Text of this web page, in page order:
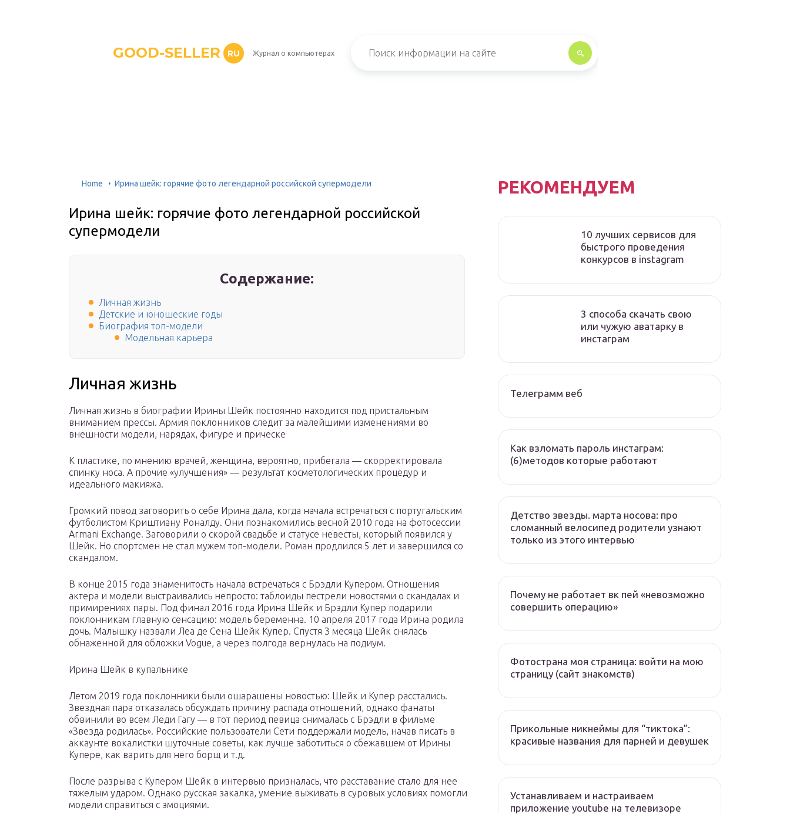
GOOD-SELLER RU Журнал о компьютерах
Home Ирина шейк: горячие фото легендарной российской супермодели
Ирина шейк: горячие фото легендарной российской
супермодели
Содержание:
Личная жизнь
Детские и юношеские годы
Биография топ-модели
Модельная карьера
Личная жизнь
Личная жизнь в биографии Ирины Шейк постоянно находится под пристальным
вниманием прессы. Армия поклонников следит за малейшими изменениями во
внешности модели, нарядах, фигуре и прическе
К пластике, по мнению врачей, женщина, вероятно, прибегала — скорректировала
спинку носа. А прочие «улучшения» — результат косметологических процедур и
идеального макияжа.
Громкий повод заговорить о себе Ирина дала, когда начала встречаться с португальским
футболистом Криштиану Роналду. Они познакомились весной 2010 года на фотосессии
Armani Exchange. Заговорили о скорой свадьбе и статусе невесты, который появился у
Шейк. Но спортсмен не стал мужем топ-модели. Роман продлился 5 лет и завершился со
скандалом.
В конце 2015 года знаменитость начала встречаться с Брэдли Купером. Отношения
актера и модели выстраивались непросто: таблоиды пестрели новостями о скандалах и
примирениях пары. Под финал 2016 года Ирина Шейк и Брэдли Купер подарили
поклонникам главную сенсацию: модель беременна. 10 апреля 2017 года Ирина родила
дочь. Малышку назвали Леа де Сена Шейк Купер. Спустя 3 месяца Шейк снялась
обнаженной для обложки Vogue, а через полгода вернулась на подиум.
Ирина Шейк в купальнике
Летом 2019 года поклонники были ошарашены новостью: Шейк и Купер расстались.
Звездная пара отказалась обсуждать причину распада отношений, однако фанаты
обвинили во всем Леди Гагу — в тот период певица снималась с Брэдли в фильме
«Звезда родилась». Российские пользователи Сети поддержали модель, начав писать в
аккаунте вокалистки шуточные советы, как лучше заботиться о сбежавшем от Ирины
Купере, как варить для него борщ и т.д.
После разрыва с Купером Шейк в интервью призналась, что расставание стало для нее
тяжелым ударом. Однако русская закалка, умение выживать в суровых условиях помогли
модели справиться с эмоциями.
РЕКОМЕНДУЕМ
10 лучших сервисов для
быстрого проведения
конкурсов в instagram
3 способа скачать свою
или чужую аватарку в
инстаграм
Телеграмм веб
Как взломать пароль инстаграм:
(6)методов которые работают
Детство звезды. марта носова: про
сломанный велосипед родители узнают
только из этого интервью
Почему не работает вк пей «невозможно
совершить операцию»
Фотострана моя страница: войти на мою
страницу (сайт знакомств)
Прикольные никнеймы для “тиктока”:
красивые названия для парней и девушек
Устанавливаем и настраиваем
приложение youtube на телевизоре